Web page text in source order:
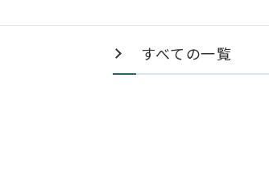
すべての一覧